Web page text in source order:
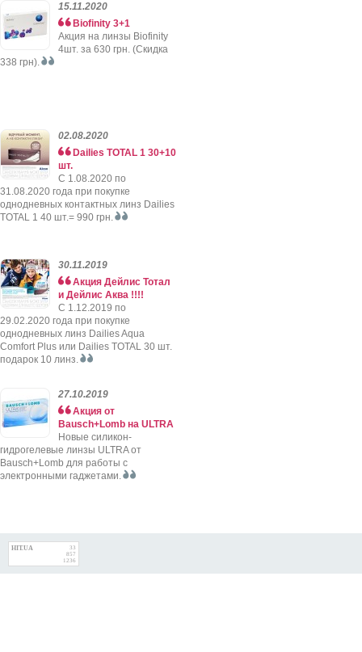
15.11.2020
Biofinity 3+1
Акция на линзы Biofinity
4шт. за 630 грн. (Скидка
338 грн).
02.08.2020
Dailies TOTAL 1 30+10
шт.
C 1.08.2020 по
31.08.2020 года при покупке
однодневных контактных линз Dailies
TOTAL 1 40 шт.= 990 грн.
30.11.2019
Акция Дейлис Тотал
и Дейлис Аква !!!!
C 1.12.2019 по
29.02.2020 года при покупке
однодневных линз Dailies Aqua
Comfort Plus или Dailies TOTAL 30 шт.
подарок 10 линз.
27.10.2019
Акция от
Bausch+Lomb на ULTRA
Новые силикон-
гидрогелевые линзы ULTRA от
Bausch+Lomb для работы с
электронными гаджетами.
HIT.UA
33
857
1236